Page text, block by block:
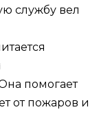
службу вел
помогает
от пожаров и